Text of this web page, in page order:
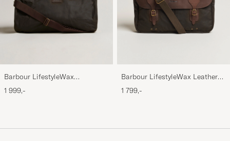
Barbour LifestyleWax
HoldallOlive
1 999,-
Barbour LifestyleWax Leather
Briefcase Olive
1 799,-